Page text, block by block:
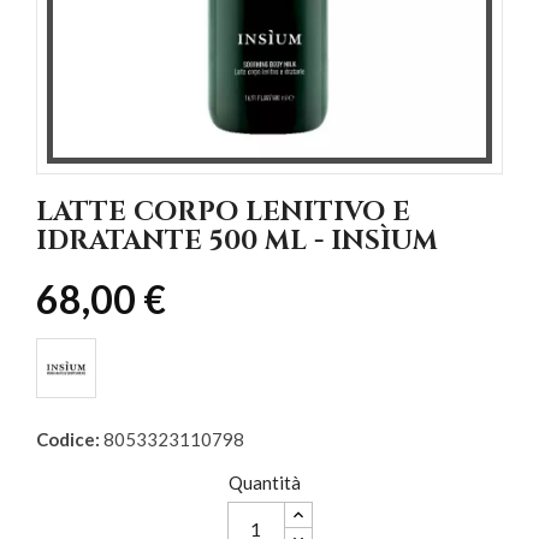
LATTE CORPO LENITIVO E
IDRATANTE 500 ML - INSÌUM
68,00 €
Codice: 8053323110798
Quantità